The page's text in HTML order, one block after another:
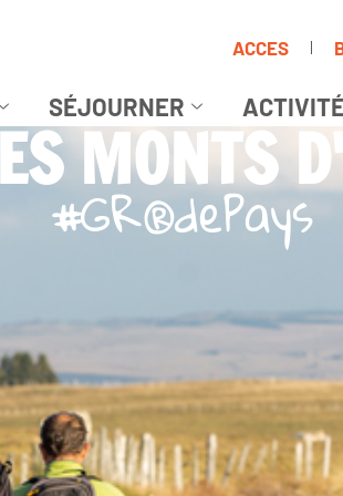
ACCES
SÉJOURNER
MONTS
#GR®dePays